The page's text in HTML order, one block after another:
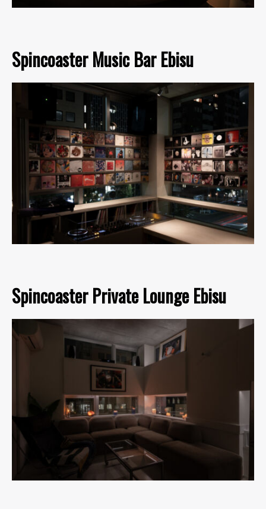
Spincoaster Music Bar Ebisu
Spincoaster Private Lounge Ebisu